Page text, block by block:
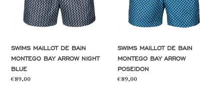
Arrow
Night
SWIMS MAILLOT DE BAIN
MONTEGO BAY ARROW NIGHT
BLUE
Prix
€89,00
Arrow
Poseidon
SWIMS MAILLOT DE BAIN
MONTEGO BAY ARROW
POSEIDON
Prix
€89,00